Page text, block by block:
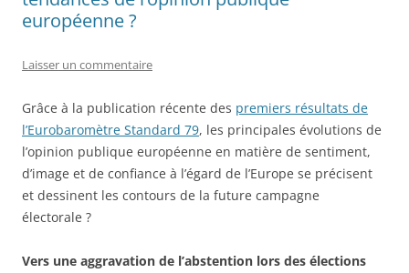
européenne ?
Laisser un commentaire
Grâce à la publication récente des premiers résultats de
l’Eurobaromètre Standard 79, les principales évolutions de
l’opinion publique européenne en matière de sentiment,
d’image et de confiance à l’égard de l’Europe se précisent
et dessinent les contours de la future campagne
électorale ?
Vers une aggravation de l’abstention lors des élections